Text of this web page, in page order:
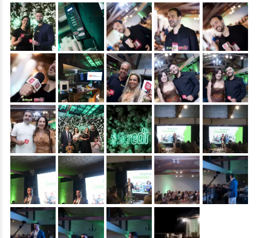
&nbsp; &nbsp; &nbsp; &nbsp; &nbsp;
&nbsp; &nbsp; &nbsp; &nbsp; &nbsp;
&nbsp; &nbsp; &nbsp; &nbsp; &nbsp;
&nbsp; &nbsp; &nbsp; &nbsp; &nbsp;
&nbsp; &nbsp; &nbsp; &nbsp;